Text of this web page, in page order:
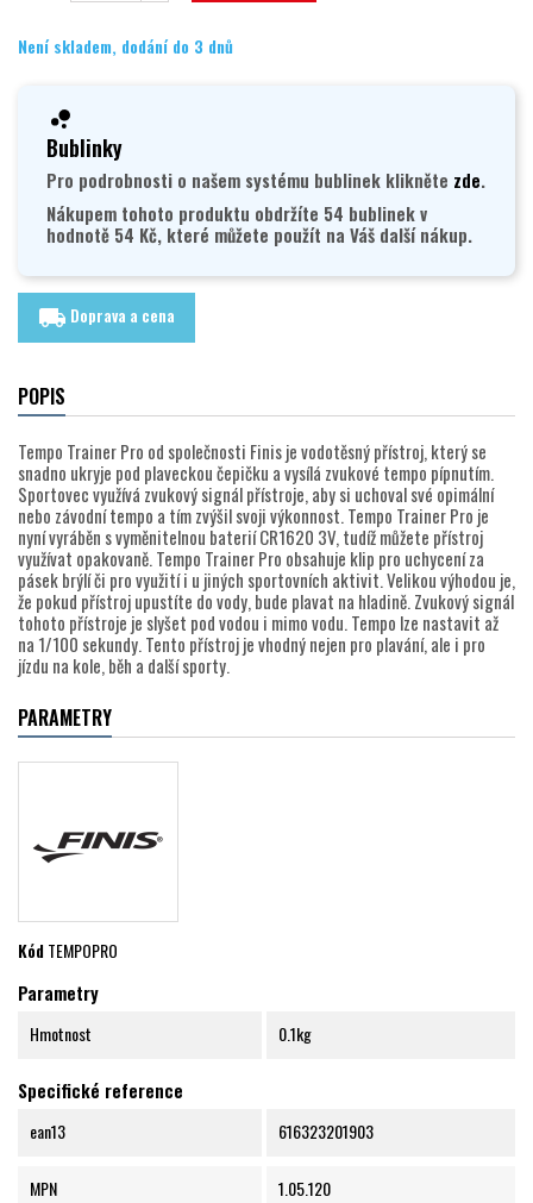
Není skladem, dodání do 3 dnů
Bublinky
Pro podrobnosti o našem systému bublinek klikněte zde.
Nákupem tohoto produktu obdržíte 54 bublinek v
hodnotě 54 Kč, které můžete použít na Váš další nákup.
local_shipping Doprava a cena
POPIS
Tempo Trainer Pro od společnosti Finis je vodotěsný přístroj, který se
snadno ukryje pod plaveckou čepičku a vysílá zvukové tempo pípnutím.
Sportovec využívá zvukový signál přístroje, aby si uchoval své opimální
nebo závodní tempo a tím zvýšil svoji výkonnost. Tempo Trainer Pro je
nyní vyráběn s vyměnitelnou baterií CR1620 3V, tudíž můžete přístroj
využívat opakovaně. Tempo Trainer Pro obsahuje klip pro uchycení za
pásek brýlí či pro využití i u jiných sportovních aktivit. Velikou výhodou je,
že pokud přístroj upustíte do vody, bude plavat na hladině. Zvukový signál
tohoto přístroje je slyšet pod vodou i mimo vodu. Tempo lze nastavit až
na 1/100 sekundy. Tento přístroj je vhodný nejen pro plavání, ale i pro
jízdu na kole, běh a další sporty.
PARAMETRY
KódTEMPOPRO
Parametry
Hmotnost 0.1kg
Specifické reference
ean13 616323201903
MPN 1.05.120